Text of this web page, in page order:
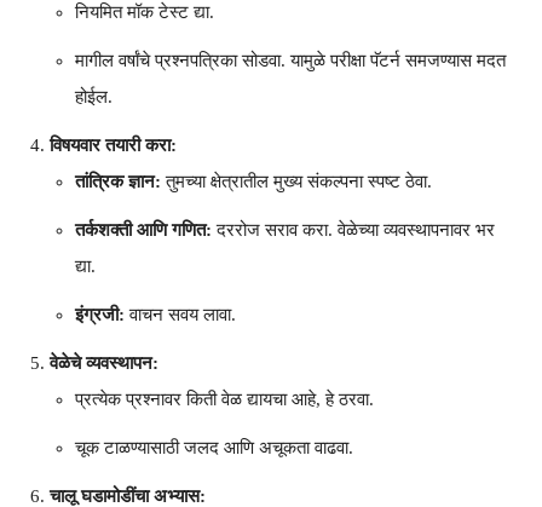
नियमित मॉक टेस्ट द्या.
मागील वर्षांचे प्रश्नपत्रिका सोडवा. यामुळे परीक्षा पॅटर्न समजण्यास मदत
होईल.
विषयवार तयारी करा:
तांत्रिक ज्ञान: तुमच्या क्षेत्रातील मुख्य संकल्पना स्पष्ट ठेवा.
तर्कशक्ती आणि गणित: दररोज सराव करा. वेळेच्या व्यवस्थापनावर भर
द्या.
इंग्रजी: वाचन सवय लावा.
वेळेचे व्यवस्थापन:
प्रत्येक प्रश्नावर किती वेळ द्यायचा आहे, हे ठरवा.
चूक टाळण्यासाठी जलद आणि अचूकता वाढवा.
चालू घडामोडींचा अभ्यास: